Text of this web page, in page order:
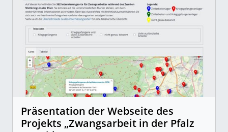
Präsentation der Webseite des
Projekts „Zwangsarbeit in der Pfalz